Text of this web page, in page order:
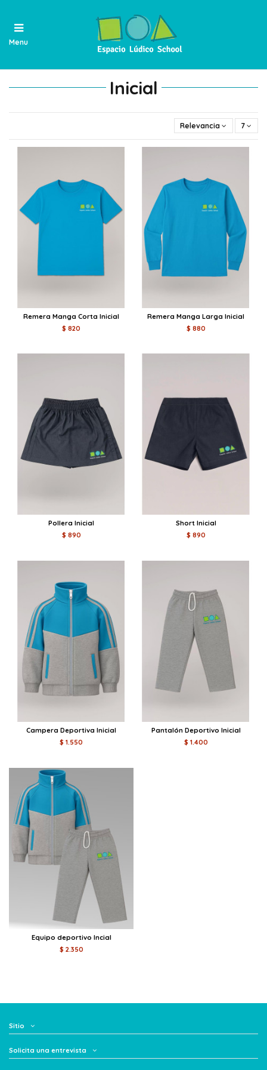
Menu
Inicial
Relevancia 7
Remera Manga Corta Inicial
$ 820
Remera Manga Larga Inicial
$ 880
Pollera Inicial
$ 890
Short Inicial
$ 890
Campera Deportiva Inicial
$ 1.550
Pantalón Deportivo Inicial
$ 1.400
Equipo deportivo Incial
$ 2.350
Sitio
Solicita una entrevista